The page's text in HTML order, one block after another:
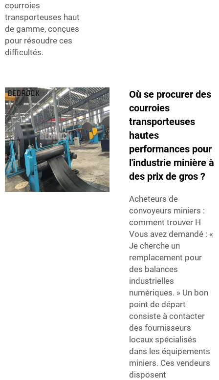
courroies
transporteuses haut
de gamme, conçues
pour résoudre ces
difficultés.
Où se procurer des
courroies
transporteuses
hautes
performances pour
l'industrie minière à
des prix de gros ?
Acheteurs de
convoyeurs miniers :
comment trouver H
Vous avez demandé : «
Je cherche un
remplacement pour
des balances
industrielles
numériques. » Un bon
point de départ
consiste à contacter
des fournisseurs
locaux spécialisés
dans les équipements
miniers. Ces vendeurs
disposent